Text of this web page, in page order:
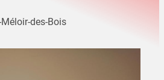
des-Bois